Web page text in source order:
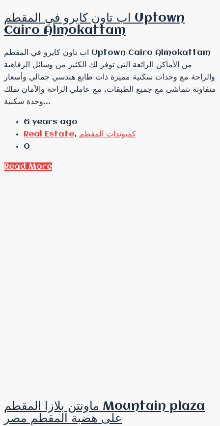
اب تاون كايرو في المقطم Uptown
Cairo Almokattam
اب تاون كايرو في المقطم Uptown Cairo Almokattam
من الأماكن الرائعة التي توفر لك الكثير من وسائل الرفاهية
والراحة مع وحدات سكنية مميزة ذات طابع هندسي جمالي وأسعار
متفاوتة تتماشى مع جميع الطبقات. مع عاملي الراحة والآمان تملك
وحدة سكنية...
6 years ago
Real Estate, كمبوندات المقطم
0
Read More
ماونتن بلازا المقطم Mountain plaza
على هضبة المقطم مصر